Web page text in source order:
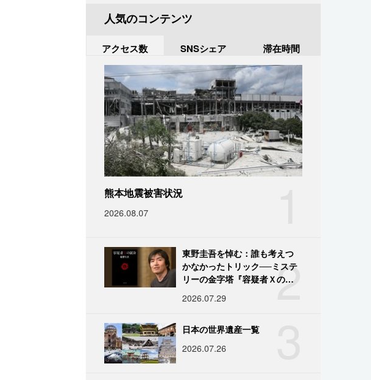
人気のコンテンツ
アクセス数 SNSシェア 滞在時間
熊本地震被害状況
2026.08.07
2
東野圭吾を悼む：誰も考えつ
かなかったトリック──ミステ
リーの金字塔『容疑者Ｘの献
2026.07.29
日本の世界遺産一覧
2026.07.26